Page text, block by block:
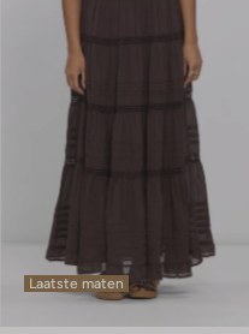
Laatste maten